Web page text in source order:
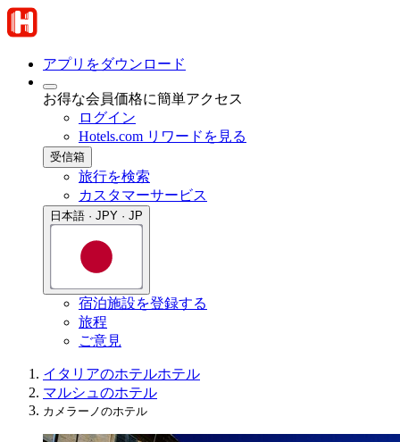
アプリをダウンロード
お得な会員価格に簡単アクセス
ログイン
Hotels.com リワードを見る
受信箱
旅行を検索
カスタマーサービス
日本語 · JPY · JP
宿泊施設を登録する
旅程
ご意見
イタリアのホテルホテル
マルシュのホテル
カメラーノのホテル